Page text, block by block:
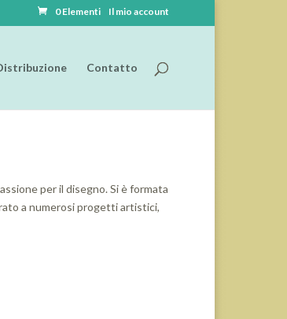
Il mio account
0 Elementi
Contatto
per il disegno. Si è formata
a numerosi progetti artistici,